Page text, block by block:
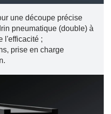
une découpe précise
pneumatique (double) à
l'efficacité ;
prise en charge